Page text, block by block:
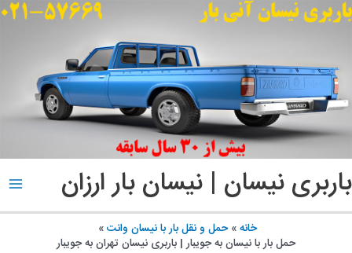
باربری نیسان | نیسان بار ارزان
خانه
حمل و نقل بار با نیسان وانت
حمل بار با نیسان به جویبار | باربری نیسان تهران به جویبار